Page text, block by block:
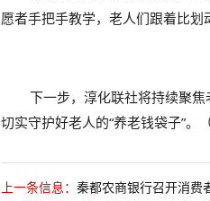
愿者手把手教学，老人们跟着比划
下一步，淳化联社将持续聚焦
切实守护好老人的“养老钱袋子”。
上一条信息： 秦都农商银行召开消费